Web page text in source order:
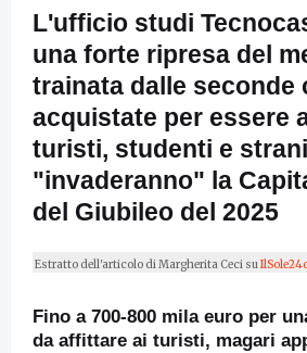
L'ufficio studi
una forte ripresa del
trainata dalle seconde
acquistate per essere
turisti, studenti e
"invaderanno" la
del Giubileo del 2025
Estratto dell'articolo di Margherita Ceci su
Fino a 700-800 mila euro per
da affittare ai turisti, magari